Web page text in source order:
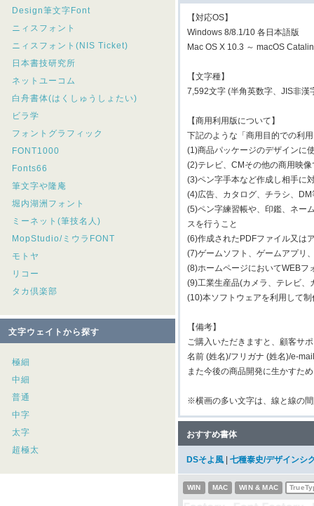
Design筆文字Font
ニィスフォント
ニィスフォント(NIS Ticket)
日本書技研究所
ネットユーコム
白舟書体(はくしゅうしょたい)
ビラ学
フォントグラフィック
FONT1000
Fonts66
筆文字や隆庵
堀内湖洲フォント
ミーネット(筆技名人)
MopStudio/ミウラFONT
モトヤ
リコー
タカ倶楽部
文字ウェイトから探す
極細
中細
普通
中字
太字
超極太
【対応OS】
Windows 8/8.1/10 各日本語版
Mac OS X 10.3 ～ macOS
【文字種】
7,592文字 (半角英数字、JIS非漢
【商用利用版について】
下記のような「商用目的での利
(1)商品パッケージのデザインに
(2)テレビ、CMその他の商用映
(3)ペン字手本など作成し相手に
(4)広告、カタログ、チラシ、
(5)ペン字練習帳や、印鑑、ネー
スを行うこと
(6)作成されたPDFファイル又は
(7)ゲームソフト、ゲームアプリ
(8)ホームページにおいてWEBフ
(9)工業生産品(カメラ、テレビ、
(10)本ソフトウェアを利用して
【備考】
ご購入いただきますと、顧客サ
名前 (姓名)/フリガナ (姓名)/e-
また今後の商品開発に生かすた
※横画の多い文字は、線と線の
おすすめ書体
DSそよ風 七種泰史/デザインシ
WIN MAC WIN & MAC